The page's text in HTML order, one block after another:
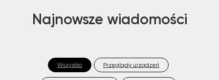
Najnowsze wiadomości
Wszystko Przeglądy urządzeń